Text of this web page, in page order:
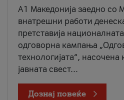
A1 Македонија заедно со
внатрешни работи
претставија
одговорна кампања
технологијата“,
јавната свест...
Дознај повеќе